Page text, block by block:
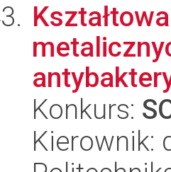
Konkurs:
Kierownik: